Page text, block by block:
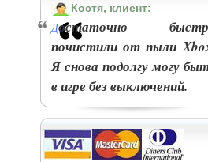
Костя, клиент:
Достаточно
почистили от пыли
Я снова подолгу могу
в игре без выключений.